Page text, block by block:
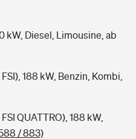
kW, Diesel, Limousine, ab
188 kW, Benzin, Kombi,
QUATTRO), 188 kW,
/ 883)